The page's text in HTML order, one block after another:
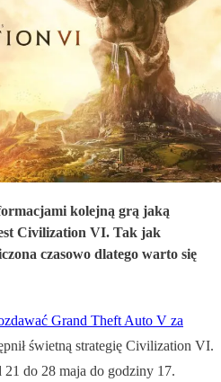
kolejną grą jaką
Civilization VI. Tak jak
czasowo dlatego warto się
Grand Theft Auto V za
świetną strategię Civilization VI.
21 do 28 maja do godziny 17.